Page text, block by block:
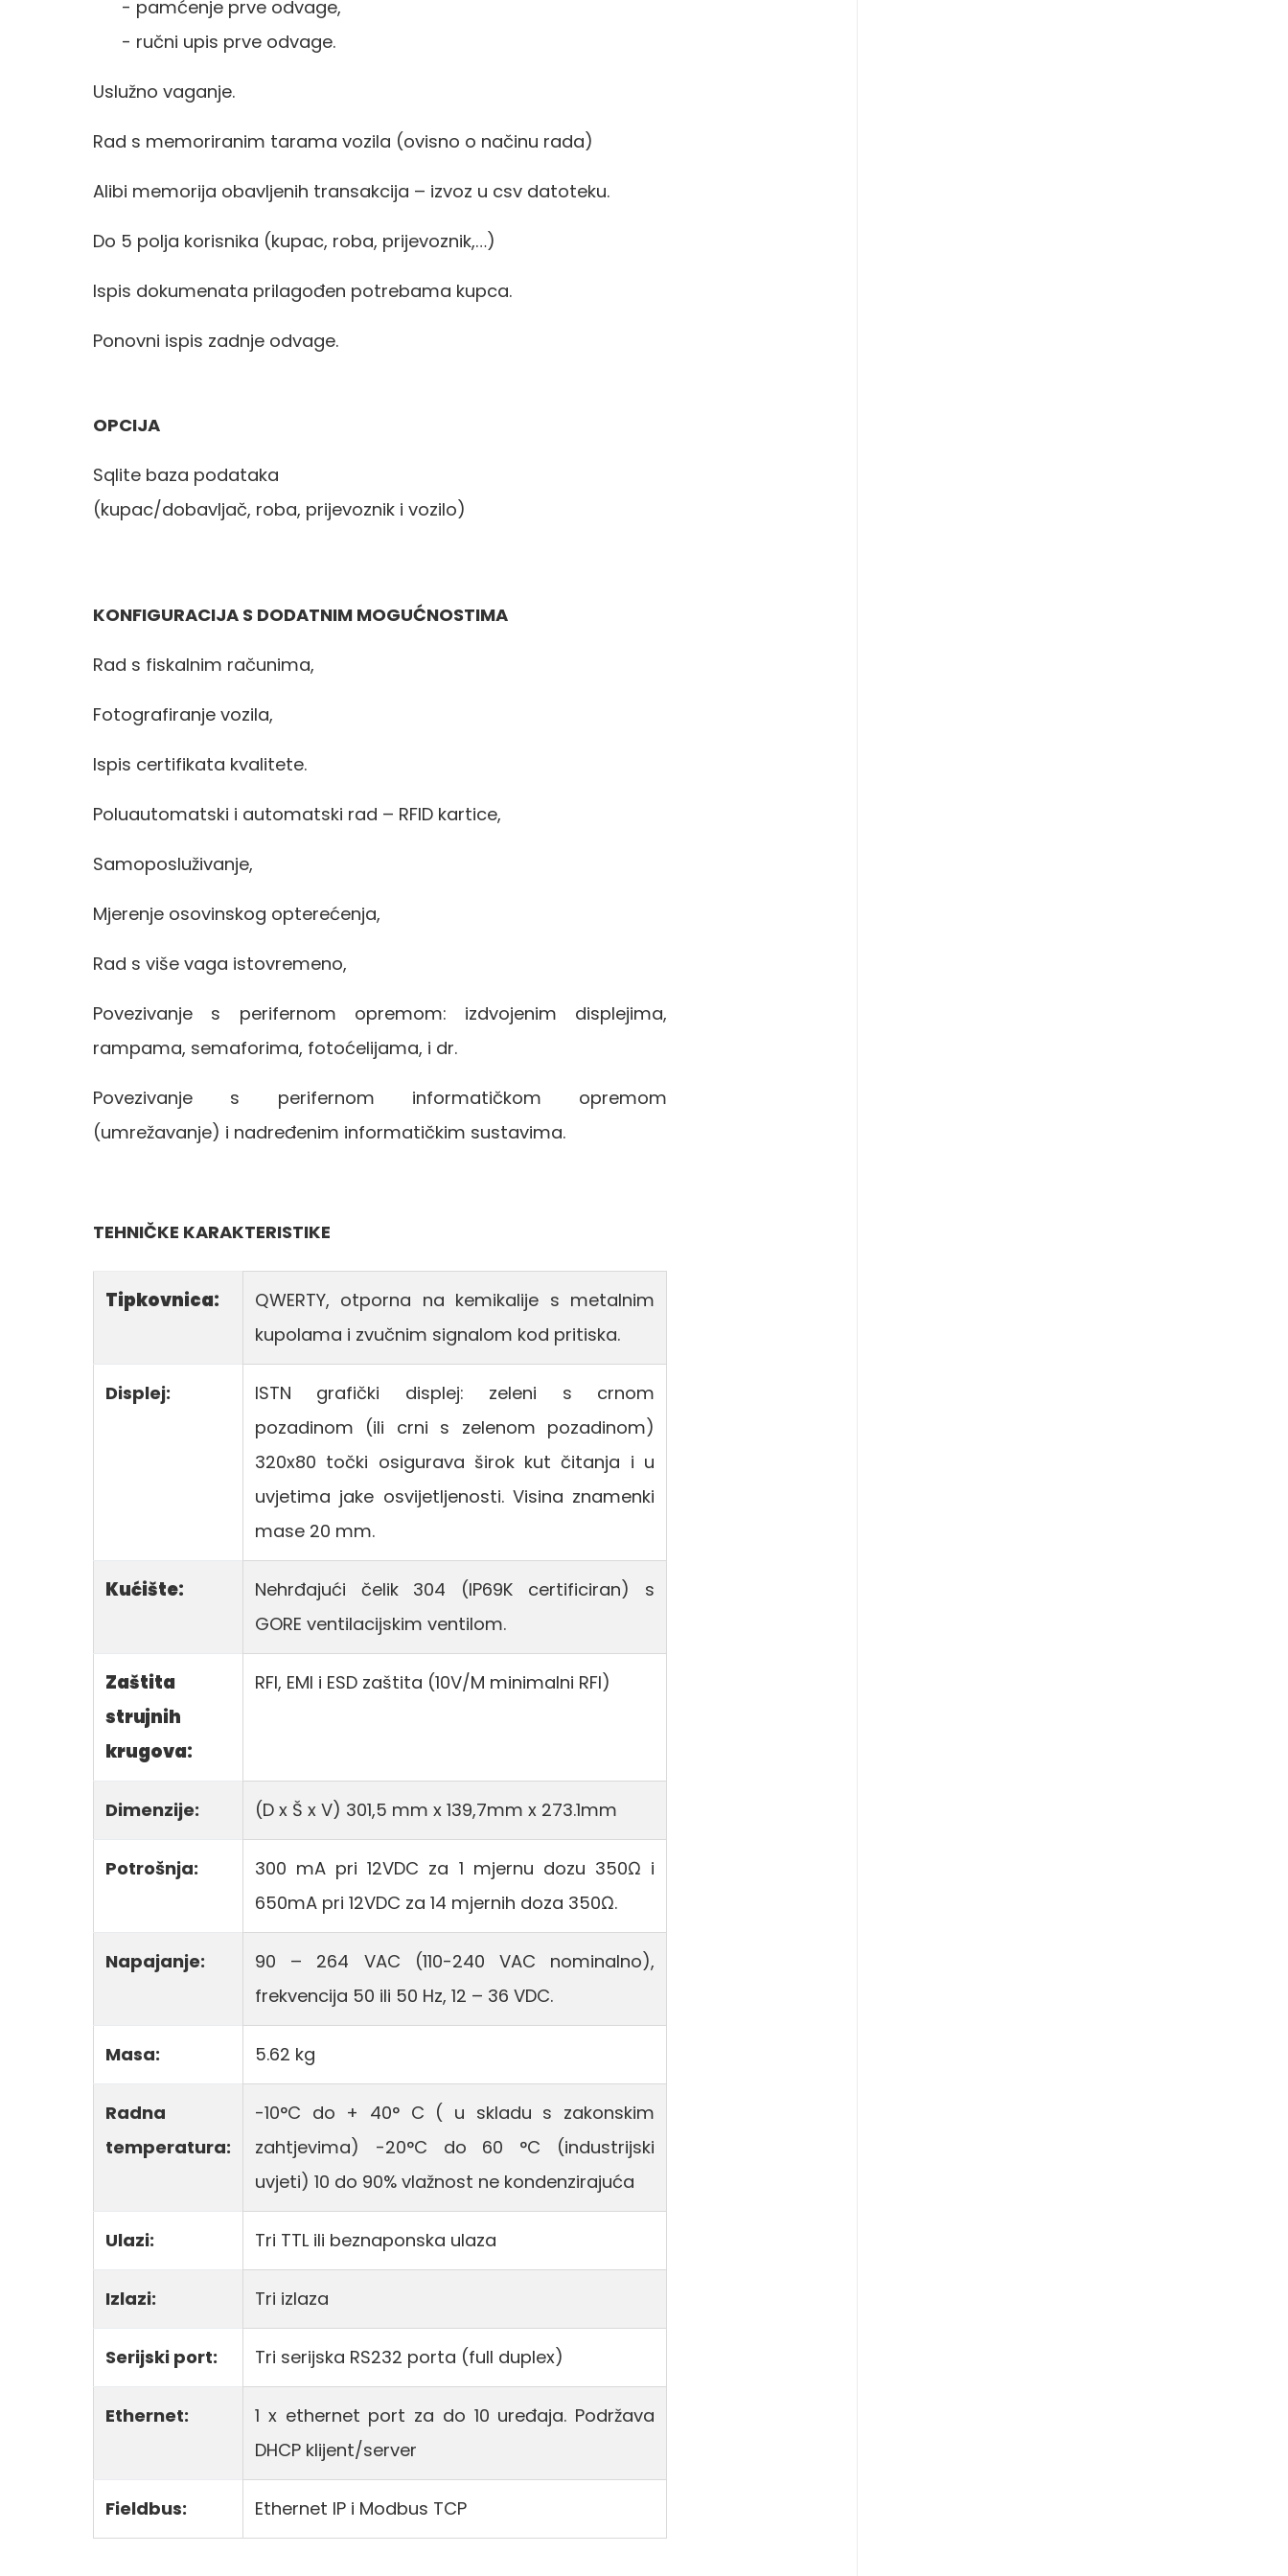
- pamćenje prve odvage,
- ručni upis prve odvage.
Uslužno vaganje.
Rad s memoriranim tarama vozila (ovisno o načinu rada)
Alibi memorija obavljenih transakcija – izvoz u csv datoteku.
Do 5 polja korisnika (kupac, roba, prijevoznik,…)
Ispis dokumenata prilagođen potrebama kupca.
Ponovni ispis zadnje odvage.
OPCIJA
Sqlite baza podataka
(kupac/dobavljač, roba, prijevoznik i vozilo)
KONFIGURACIJA S DODATNIM MOGUĆNOSTIMA
Rad s fiskalnim računima,
Fotografiranje vozila,
Ispis certifikata kvalitete.
Poluautomatski i automatski rad – RFID kartice,
Samoposluživanje,
Mjerenje osovinskog opterećenja,
Rad s više vaga istovremeno,
Povezivanje s perifernom opremom: izdvojenim displejima,
rampama, semaforima, fotoćelijama, i dr.
Povezivanje s perifernom informatičkom opremom
(umrežavanje) i nadređenim informatičkim sustavima.
TEHNIČKE KARAKTERISTIKE
Tipkovnica:
QWERTY, otporna na kemikalije s metalnim
kupolama i zvučnim signalom kod pritiska.
Displej:
ISTN grafički displej: zeleni s crnom
pozadinom (ili crni s zelenom pozadinom)
320x80 točki osigurava širok kut čitanja i u
uvjetima jake osvijetljenosti. Visina znamenki
mase 20 mm.
Kućište:
Nehrđajući čelik 304 (IP69K certificiran) s
GORE ventilacijskim ventilom.
Zaštita
strujnih
krugova:
RFI, EMI i ESD zaštita (10V/M minimalni RFI)
Dimenzije: (D x Š x V) 301,5 mm x 139,7mm x 273.1mm
Potrošnja:
300 mA pri 12VDC za 1 mjernu dozu 350Ω i
650mA pri 12VDC za 14 mjernih doza 350Ω.
Napajanje:
90 – 264 VAC (110-240 VAC nominalno),
frekvencija 50 ili 50 Hz, 12 – 36 VDC.
Masa: 5.62 kg
Radna
temperatura:
-10°C do + 40° C ( u skladu s zakonskim
zahtjevima) -20°C do 60 °C (industrijski
uvjeti) 10 do 90% vlažnost ne kondenzirajuća
Ulazi: Tri TTL ili beznaponska ulaza
Izlazi: Tri izlaza
Serijski port: Tri serijska RS232 porta (full duplex)
Ethernet:
1 x ethernet port za do 10 uređaja. Podržava
DHCP klijent/server
Fieldbus: Ethernet IP i Modbus TCP